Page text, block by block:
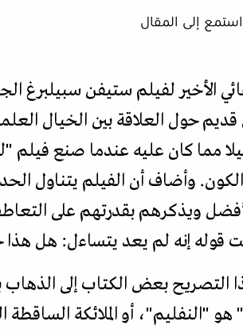
استمع إلى المقال
الأخير لفيلم ستيفن
حول العلاقة بين الخيال
مما كان عليه عندما صنع فيلم
وأضاف أن الفيلم يتناول
ويذكرهم بقدرتهم على
قوله إنه لم يعد يتساءل: هل
التصريح بعض الكتاب إلى الذهاب
"النفليم"، أو الملائكة الساقطة